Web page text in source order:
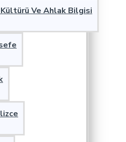
Ve Ahlak Bilgisi